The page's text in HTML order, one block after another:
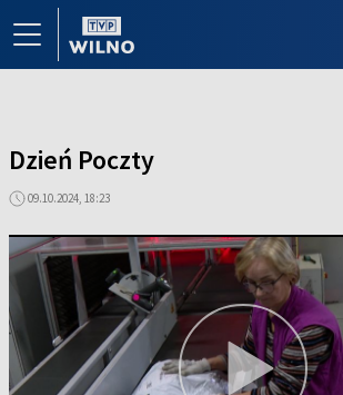
Dzień Poczty
09.10.2024, 18:23